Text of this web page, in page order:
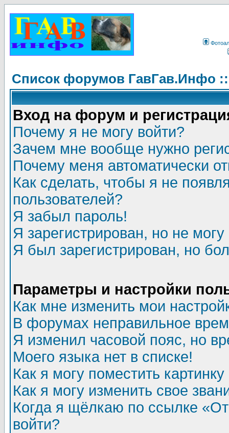
Список форумов ГавГав.Инфо
Вход на форум и
Почему я не могу войти?
Зачем мне вообще нужно
Почему меня автоматически
Как сделать, чтобы я не
пользователей?
Я забыл пароль!
Я зарегистрирован, но не могу
Я был зарегистрирован, но
Параметры и настройки
Как мне изменить мои
В форумах неправильное
Я изменил часовой пояс, но
Моего языка нет в списке!
Как я могу поместить
Как я могу изменить свое
Когда я щёлкаю по ссылке
войти?